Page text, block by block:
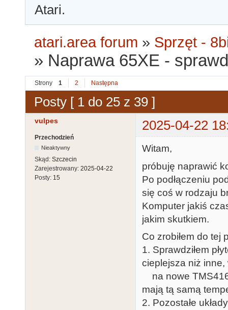
Atari.
atari.area forum » Sprzęt -
» Naprawa 65XE -
Strony 1 2 Następna
Posty [ 1 do 25 z 39 ]
vulpes 2025-04-22
Przechodzień
Nieaktywny
Skąd: Szczecin
Zarejestrowany: 2025-04-22
Posty: 15
Witam,
próbuję naprawić
Po podłączeniu
się coś w rodzaju
Komputer jakiś
jakim skutkiem.
Co zrobiłem do tej
1. Sprawdziłem
cieplejsza niż inne,
na nowe
mają tą samą
2. Pozostałe